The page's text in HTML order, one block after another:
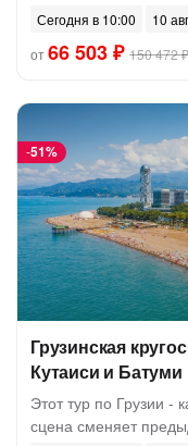
Сегодня в 10:00
10
от66 503 ₽ 150 472 ₽
-51%
Грузинская
Кутаиси и Батуми
Этот тур по Грузии
сцена сменяет